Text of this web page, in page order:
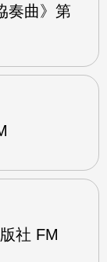
奏曲》第
社 FM